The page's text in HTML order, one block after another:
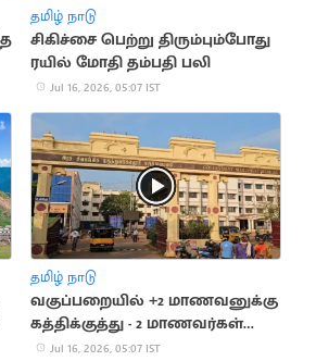
தமிழ் நாடு
சிகிச்சை பெற்று திரும்பும்போது
ரயில் மோதி தம்பதி பலி
Jul 16, 2026, 05:07 IST
தமிழ் நாடு
வகுப்பறையில் +2 மாணவனுக்கு
கத்திக்குத்து - 2 மாணவர்கள்
கைது
Jul 16, 2026, 05:07 IST